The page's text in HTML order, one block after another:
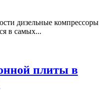
дизельные компрессоры
в самых...
плиты в